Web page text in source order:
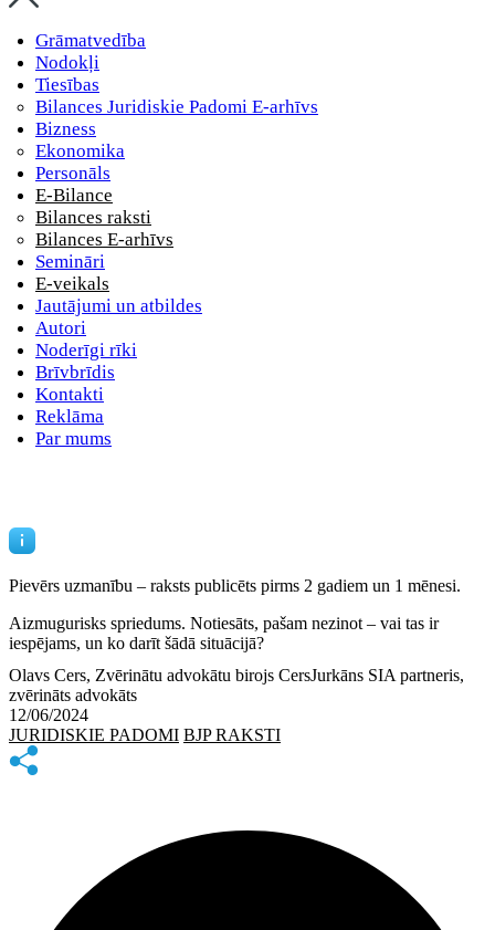
Grāmatvedība
Nodokļi
Tiesības
Bilances Juridiskie Padomi E-arhīvs
Bizness
Ekonomika
Personāls
E-Bilance
Bilances raksti
Bilances E-arhīvs
Semināri
E-veikals
Jautājumi un atbildes
Autori
Noderīgi rīki
Brīvbrīdis
Kontakti
Reklāma
Par mums
Pievērs uzmanību – raksts publicēts pirms 2 gadiem un 1 mēnesi.
Aizmugurisks spriedums. Notiesāts, pašam nezinot – vai tas ir
iespējams, un ko darīt šādā situācijā?
Olavs Cers, Zvērinātu advokātu birojs CersJurkāns SIA partneris,
zvērināts advokāts
12/06/2024
JURIDISKIE PADOMI BJP RAKSTI